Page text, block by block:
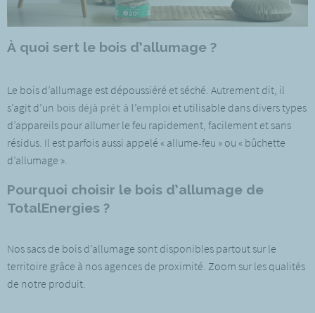
À quoi sert le bois d’allumage ?
Le bois d’allumage est dépoussiéré et séché. Autrement dit, il
s’agit d’un bois déjà prêt à l’emploi et utilisable dans divers types
d’appareils pour allumer le feu rapidement, facilement et sans
résidus. Il est parfois aussi appelé « allume-feu » ou « bûchette
d’allumage ».
Pourquoi choisir le bois d’allumage de
TotalEnergies ?
Nos sacs de bois d’allumage sont disponibles partout sur le
territoire grâce à nos agences de proximité. Zoom sur les qualités
de notre produit.